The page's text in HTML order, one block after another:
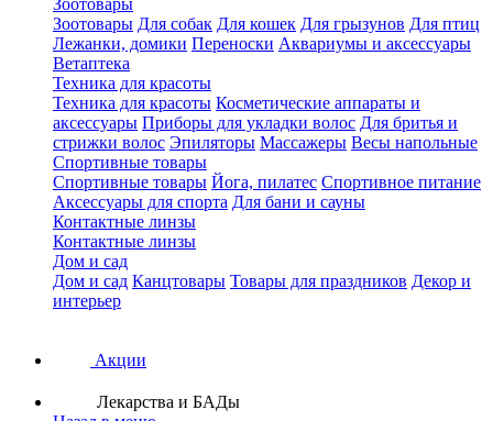
Зоотовары
Зоотовары Для собак Для кошек Для грызунов Для птиц
Лежанки, домики Переноски Аквариумы и аксессуары
Ветаптека
Техника для красоты
Техника для красоты Косметические аппараты и
аксессуары Приборы для укладки волос Для бритья и
стрижки волос Эпиляторы Массажеры Весы напольные
Спортивные товары
Спортивные товары Йога, пилатес Спортивное питание
Аксессуары для спорта Для бани и сауны
Контактные линзы
Контактные линзы
Дом и сад
Дом и сад Канцтовары Товары для праздников Декор и
интерьер
Акции
Лекарства и БАДы